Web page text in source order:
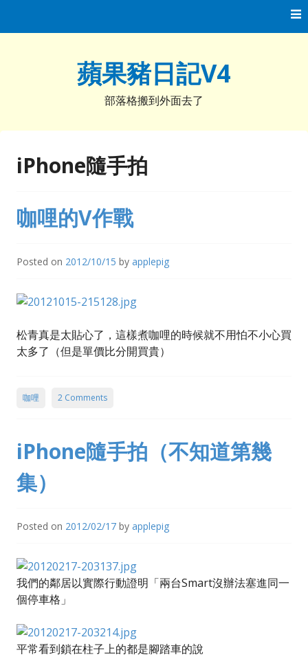
蘋果豬日記V4
部落格搬到外面去了
iPhone隨手拍
咖哩的V作戰
Posted on 2012/10/15 by applepig
松青真是太貼心了，這樣煮咖哩的時候就不用怕不小心買
太多了（但是單價比分開買貴）
咖哩 2 Comments
iPhone隨手拍（不知道第幾
集）
Posted on 2012/02/17 by applepig
我們的鄰居以實際行動證明「兩台Smart沒辦法塞進同一
個停車格」
平常看到鎖在柱子上的都是腳踏車的說